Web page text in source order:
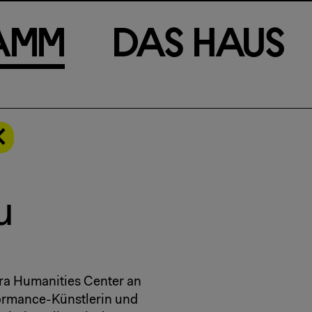
m m Das Haus
Humanities Center an
Künstlerin und